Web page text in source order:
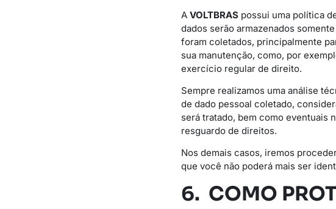
A VOLTBRAS possui uma política
dados serão armazenados
foram coletados, principalmente
sua manutenção, como, por
exercício regular de direito.
Sempre realizamos uma análise
de dado pessoal coletado,
será tratado, bem como eventuais
resguardo de direitos.
Nos demais casos, iremos
que você não poderá mais ser
6. COMO